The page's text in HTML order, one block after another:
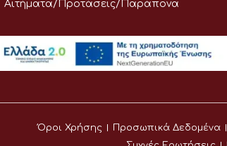
Αιτήματα/Προτάσεις/Παράπονα
Όροι Χρήσης Προσωπικά Δεδομένα